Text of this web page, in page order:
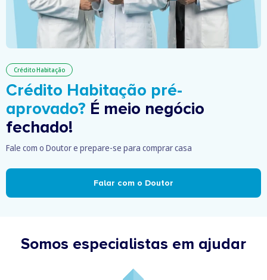
Crédito Habitação
Crédito Habitação pré-
aprovado? É meio negócio
fechado!
Fale com o Doutor e prepare-se para comprar casa
Falar com o Doutor
Somos especialistas em ajudar